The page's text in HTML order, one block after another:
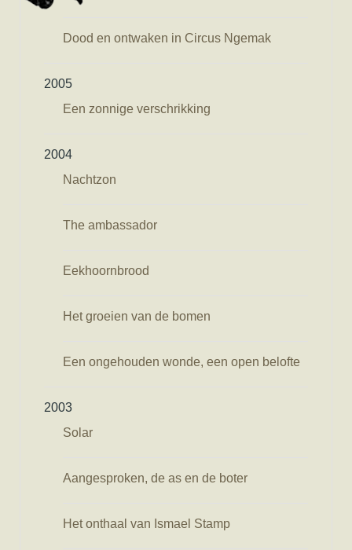
Dood en ontwaken in Circus Ngemak
2005
Een zonnige verschrikking
2004
Nachtzon
The ambassador
Eekhoornbrood
Het groeien van de bomen
Een ongehouden wonde, een open belofte
2003
Solar
Aangesproken, de as en de boter
Het onthaal van Ismael Stamp